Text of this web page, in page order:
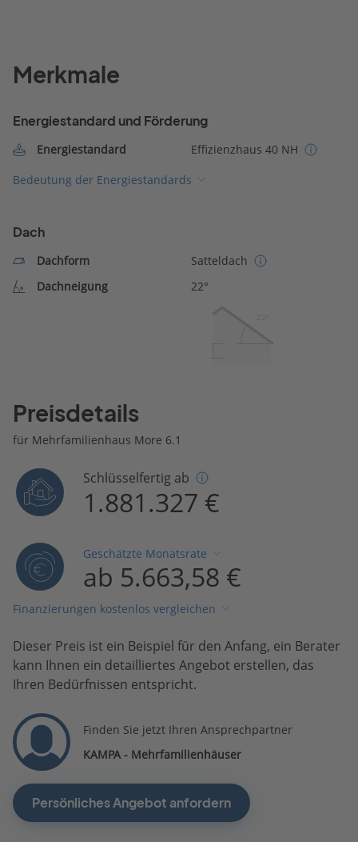
Merkmale
Energiestandard und Förderung
Energiestandard
Effizienzhaus 40 NH
Bedeutung der Energiestandards
Dach
Dachform
Satteldach
Dachneigung
22°
Preisdetails
für Mehrfamilienhaus More 6.1
Schlüsselfertig ab
1.881.327 €
Geschätzte Monatsrate
ab 5.663,58 €
Finanzierungen kostenlos vergleichen
Dieser Preis ist ein Beispiel für den Anfang, ein Berater
kann Ihnen ein detailliertes Angebot erstellen, das
Ihren Bedürfnissen entspricht.
Finden Sie jetzt Ihren Ansprechpartner
KAMPA - Mehrfamilienhäuser
Persönliches Angebot anfordern